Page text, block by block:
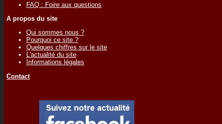
FAQ : Foire aux questions
A propos du site
Qui sommes nous ?
Pourquoi ce site ?
Quelques chiffres sur le site
L'actualité du site
Informations légales
Contact